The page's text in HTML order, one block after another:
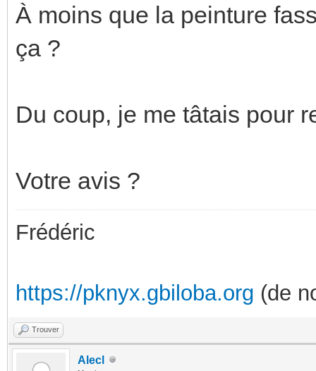
À moins que la peinture
ça ?
Du coup, je me tâtais pour
Votre avis ?
Frédéric
https://pknyx.gbiloba.org (de
Trouver
Alecl